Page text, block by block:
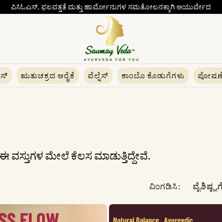
ಪಿಸಿಓಎಸ್, ಫಲವತ್ತತೆ ಮತ್ತು ಹಾರ್ಮೋನುಗಳ ಸಮತೋಲನಕ್ಕಾಗಿ ಆಯುರ್ವೇದ
ಋತುಚಕ್ರದ ಆರೈಕೆ ವೆಲ್ನೆಸ್ ಕಾಂಬೊ ಕೊಡುಗೆಗಳು
ವಸ್ತುಗಳ ಮೇಲೆ ಕೆಲಸ ಮಾಡುತ್ತಿದ್ದೇವೆ.
ವಿಂಗಡಿಸಿ: